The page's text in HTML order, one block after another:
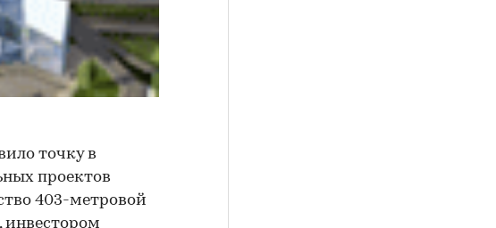
точку в
проектов
403-метровой
инвестором